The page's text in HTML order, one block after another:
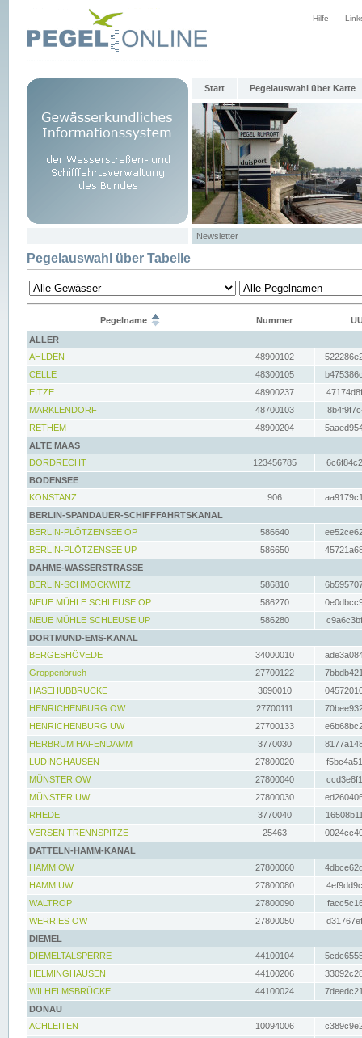
Hilfe
Start Pegelauswahl über Karte
Newsletter
Pegelauswahl über Tabelle
Pegelname Nummer
ALLER
AHLDEN
48900102
CELLE
48300105
EITZE
48900237
MARKLENDORF
48700103
RETHEM
48900204
ALTE MAAS
DORDRECHT
123456785
BODENSEE
KONSTANZ
906
BERLIN-SPANDAUER-SCHIFFFAHRTSKANAL
BERLIN-PLÖTZENSEE OP
586640
BERLIN-PLÖTZENSEE UP
586650
DAHME-WASSERSTRASSE
BERLIN-SCHMÖCKWITZ
586810
NEUE MÜHLE SCHLEUSE OP
586270
NEUE MÜHLE SCHLEUSE UP
586280
DORTMUND-EMS-KANAL
BERGESHÖVEDE
34000010
Groppenbruch
27700122
HASEHUBBRÜCKE
3690010
HENRICHENBURG OW
27700111
HENRICHENBURG UW
27700133
HERBRUM HAFENDAMM
3770030
LÜDINGHAUSEN
27800020
MÜNSTER OW
27800040
MÜNSTER UW
27800030
RHEDE
3770040
VERSEN TRENNSPITZE
25463
DATTELN-HAMM-KANAL
HAMM OW
27800060
HAMM UW
27800080
WALTROP
27800090
WERRIES OW
27800050
DIEMEL
DIEMELTALSPERRE
44100104
HELMINGHAUSEN
44100206
WILHELMSBRÜCKE
44100024
DONAU
ACHLEITEN
10094006